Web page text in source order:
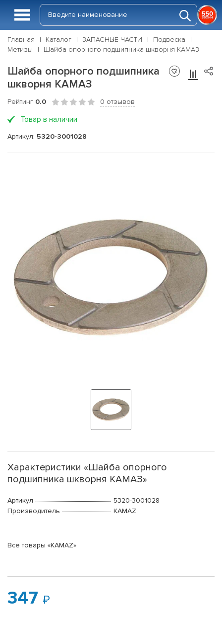
Главная Каталог ЗАПАСНЫЕ ЧАСТИ
Подвеска
Метизы
Шайба опорного подшипника шкворня КАМАЗ
Шайба опорного подшипника
шкворня КАМАЗ
Рейтинг 0.0 0 отзывов
Товар в наличии
Артикул: 5320-3001028
Характеристики «Шайба опорного
подшипника шкворня КАМАЗ»
Артикул
5320-3001028
Производитель
KAMAZ
Все товары «KAMAZ»
347